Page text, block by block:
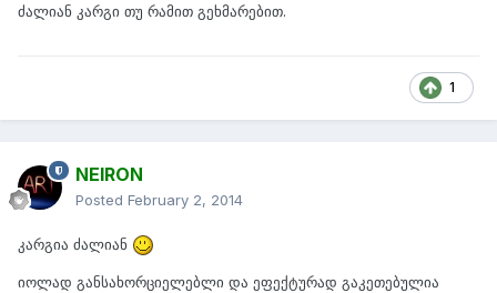
ძალიან კარგი თუ რამით გეხმარებით.
1
NEIRON
Posted February 2, 2014
კარგია ძალიან
იოლად განსახორციელებლი და ეფექტურად გაკეთებულია